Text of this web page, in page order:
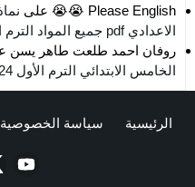
Please English 😭😭
على
الاعدادي pdf جميع المواد الترم الأول 2024
روفان احمد طلعت طاهر يسن
الخامس الابتدائي الترم الأول 2024 pdf سلسلة بساطة
الرئيسية سياسة الخصوصية